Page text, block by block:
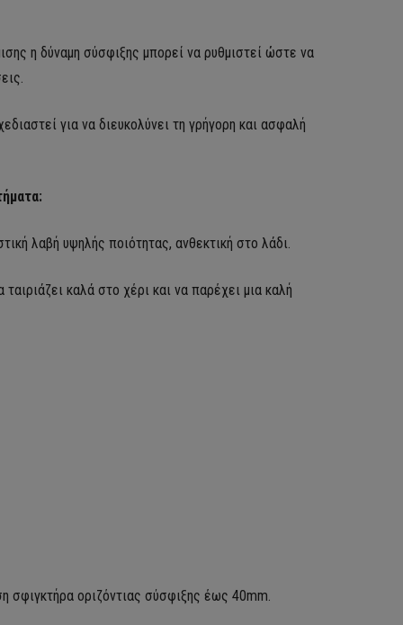
η δύναμη σύσφιξης μπορεί να ρυθμιστεί ώστε να
για να διευκολύνει τη γρήγορη και ασφαλή
λαβή υψηλής ποιότητας, ανθεκτική στο λάδι.
καλά στο χέρι και να παρέχει μια καλή
σφιγκτήρα οριζόντιας σύσφιξης έως 40mm.